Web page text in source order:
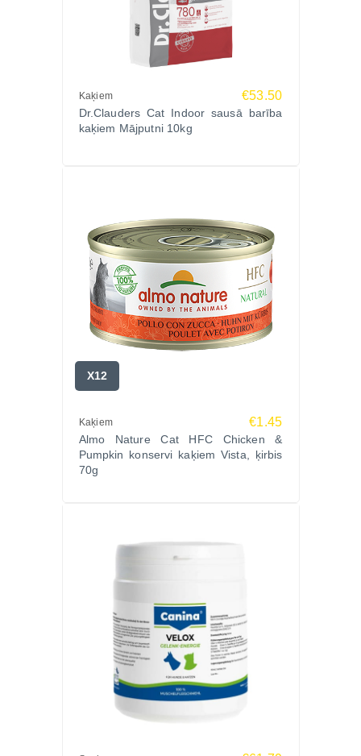
Kaķiem €53.50
Dr.Clauders Cat Indoor sausā barība
kaķiem Mājputni 10kg
X12
Kaķiem €1.45
Almo Nature Cat HFC Chicken &
Pumpkin konservi kaķiem Vista, ķirbis
70g